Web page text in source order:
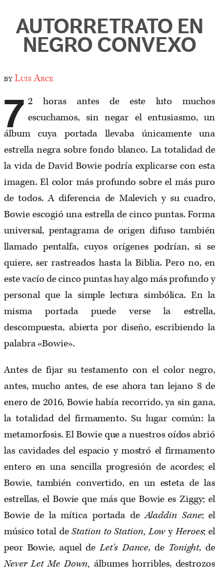
AUTORRETRATO EN
NEGRO CONVEXO
byLuis Arce
7 2 horas antes de este luto muchos
escuchamos, sin negar el entusiasmo, un
álbum cuya portada llevaba únicamente una
estrella negra sobre fondo blanco. La totalidad de
la vida de David Bowie podría explicarse con esta
imagen. El color más profundo sobre el más puro
de todos. A diferencia de Malevich y su cuadro,
Bowie escogió una estrella de cinco puntas. Forma
universal, pentagrama de origen difuso también
llamado pentalfa, cuyos orígenes podrían, si se
quiere, ser rastreados hasta la Biblia. Pero no, en
este vacío de cinco puntas hay algo más profundo y
personal que la simple lectura simbólica. En la
misma portada puede verse la estrella,
descompuesta, abierta por diseño, escribiendo la
palabra «Bowie».
Antes de fijar su testamento con el color negro,
antes, mucho antes, de ese ahora tan lejano 8 de
enero de 2016, Bowie había recorrido, ya sin gana,
la totalidad del firmamento. Su lugar común: la
metamorfosis. El Bowie que a nuestros oídos abrió
las cavidades del espacio y mostró el firmamento
entero en una sencilla progresión de acordes; el
Bowie, también convertido, en un esteta de las
estrellas, el Bowie que más que Bowie es Ziggy; el
Bowie de la mítica portada deAladdin Sane; el
músico total deStation to Station, LowyHeroes; el
peor Bowie, aquel de Let’s Dance, de Tonight, de
Never Let Me Down, álbumes horribles, destrozos